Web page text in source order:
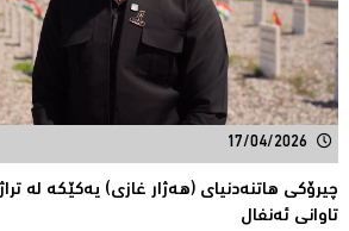
17/04/2026
چیرۆكی هاتنەدنیای (هەژار غازی) یەكێكە لە
تاوانى ئەنفال